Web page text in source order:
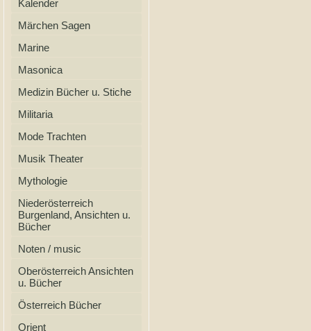
Kalender
Märchen Sagen
Marine
Masonica
Medizin Bücher u. Stiche
Militaria
Mode Trachten
Musik Theater
Mythologie
Niederösterreich
Burgenland, Ansichten u.
Bücher
Noten / music
Oberösterreich Ansichten
u. Bücher
Österreich Bücher
Orient